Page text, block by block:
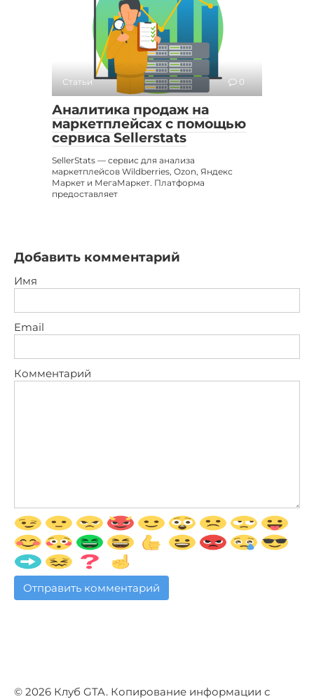
Статьи 0
Аналитика продаж на
маркетплейсах с помощью
сервиса Sellerstats
SellerStats — сервис для анализа
маркетплейсов Wildberries, Ozon, Яндекс
Маркет и МегаМаркет. Платформа
предоставляет
Добавить комментарий
Имя
Email
Комментарий
© 2026 Клуб GTA. Копирование информации с